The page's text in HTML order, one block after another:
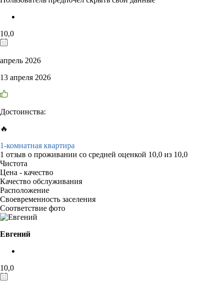
10,0
апрель 2026
13 апреля 2026
Достоинства:
🔥
1-комнатная квартира
1 отзыв о проживании со средней оценкой 10,0 из 10,0
Чистота
Цена - качество
Качество обслуживания
Расположение
Своевременность заселения
Соответствие фото
Евгений
10,0